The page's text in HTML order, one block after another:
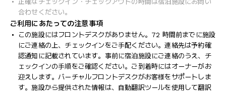
合わせください。
ご利用にあたっての注意事項
この施設にはフロントデスクがありません。72 時間前までに施設
にご連絡の上、チェックインをご手配ください。連絡先は予約確
認通知に記載されています。事前に宿泊施設にご連絡のうえ、チ
ェックインの手順をご確認ください。ご到着時にはオーナーがお
迎えします。バーチャルフロントデスクがお客様をサポートしま
す。施設から提供された情報は、自動翻訳ツールを使用して翻訳